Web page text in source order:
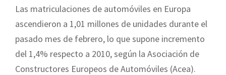
Las matriculaciones de automóviles en Europa
ascendieron a 1,01 millones de unidades durante el
pasado mes de febrero, lo que supone incremento
del 1,4% respecto a 2010, según la Asociación de
Constructores Europeos de Automóviles (Acea).